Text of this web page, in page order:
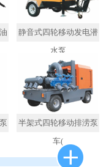
静音式四轮移动发电潜
水泵
半架式四轮移动排涝泵
车(